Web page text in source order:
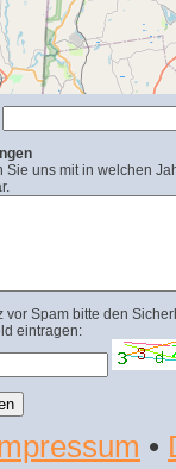
Sie uns mit in welchen
vor Spam bitte den
eintragen:
•